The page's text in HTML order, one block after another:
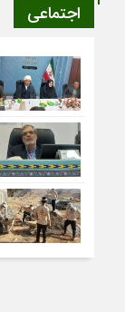
اجتماعی